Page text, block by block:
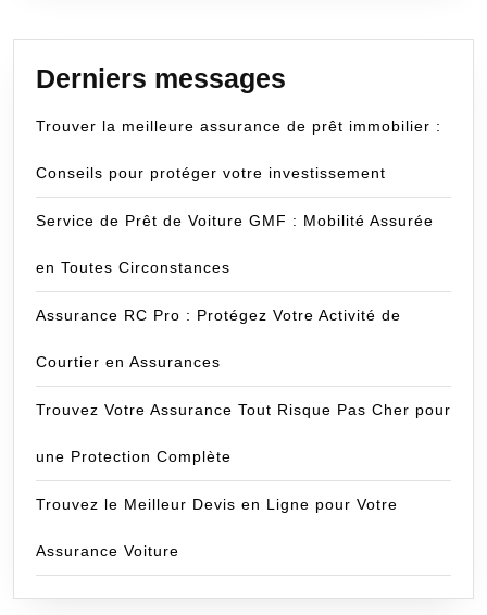
Derniers messages
Trouver la meilleure assurance de prêt immobilier :
Conseils pour protéger votre investissement
Service de Prêt de Voiture GMF : Mobilité Assurée
en Toutes Circonstances
Assurance RC Pro : Protégez Votre Activité de
Courtier en Assurances
Trouvez Votre Assurance Tout Risque Pas Cher pour
une Protection Complète
Trouvez le Meilleur Devis en Ligne pour Votre
Assurance Voiture